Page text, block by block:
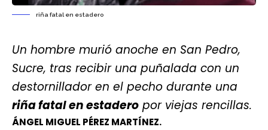
riña fatal en estadero
Un hombre murió anoche en San Pedro,
Sucre, tras recibir una puñalada con un
destornillador en el pecho durante una
riña fatal en estadero por viejas rencillas.
ÁNGEL MIGUEL PÉREZ MARTÍNEZ.